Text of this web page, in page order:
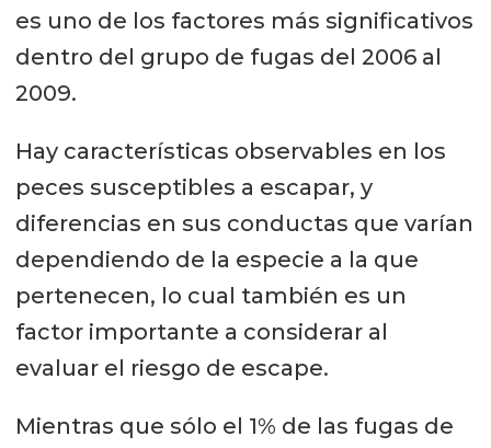
es uno de los factores más significativos
dentro del grupo de fugas del 2006 al
2009.
Hay características observables en los
peces susceptibles a escapar, y
diferencias en sus conductas que varían
dependiendo de la especie a la que
pertenecen, lo cual también es un
factor importante a considerar al
evaluar el riesgo de escape.
Mientras que sólo el 1% de las fugas de